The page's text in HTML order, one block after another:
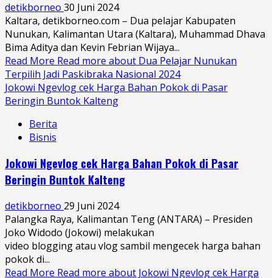
detikborneo 30 Juni 2024
Kaltara, detikborneo.com – Dua pelajar Kabupaten
Nunukan, Kalimantan Utara (Kaltara), Muhammad Dhava
Bima Aditya dan Kevin Febrian Wijaya...
Read More Read more about Dua Pelajar Nunukan
Terpilih Jadi Paskibraka Nasional 2024
Jokowi Ngevlog cek Harga Bahan Pokok di Pasar
Beringin Buntok Kalteng
Berita
Bisnis
Jokowi Ngevlog cek Harga Bahan Pokok di Pasar
Beringin Buntok Kalteng
detikborneo 29 Juni 2024
Palangka Raya, Kalimantan Teng (ANTARA) – Presiden
Joko Widodo (Jokowi) melakukan
video blogging atau vlog sambil mengecek harga bahan
pokok di...
Read More Read more about Jokowi Ngevlog cek Harga